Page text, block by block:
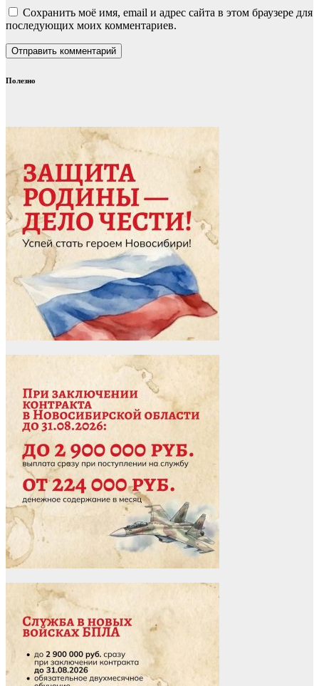
Сохранить моё имя, email и адрес сайта в этом браузере для
последующих моих комментариев.
Полезно